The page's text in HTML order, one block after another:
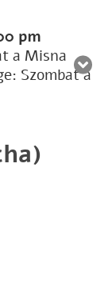
pm
a Misna
Szombat a